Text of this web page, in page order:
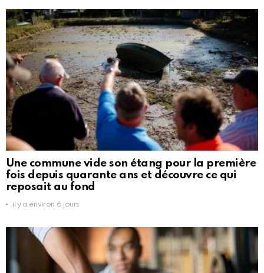
Une commune vide son étang pour la première
fois depuis quarante ans et découvre ce qui
reposait au fond
il y a environ 6 jours